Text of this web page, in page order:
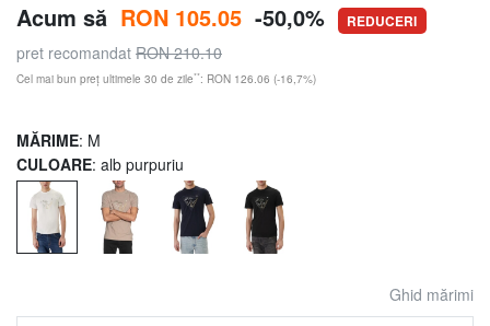
Acum să RON 105.05 -50,0% REDUCERI
pret recomandat RON 210.10
Cel mai bun preț ultimele 30 de zile**: RON 126.06 (-16,7%)
MĂRIME: M
CULOARE: alb purpuriu
Ghid mărimi